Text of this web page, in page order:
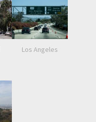
Los Angeles